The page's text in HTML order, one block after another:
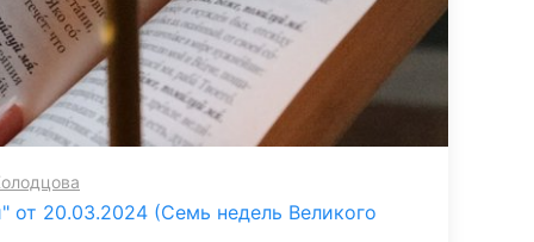
от 20.03.2024 (Семь недель Великого